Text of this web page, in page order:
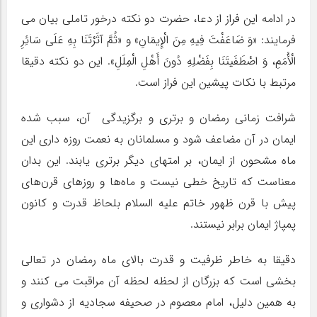
در ادامه این فراز از دعا، حضرت دو نکته درخور تاملی بیان می
فرمایند: «وَ ضَاعَفْتَ فِیهِ مِنَ الْإِیمَانِ» و «ثُمَّ آثَرْتَنَا بِهِ عَلَى سَائِرِ
الْأُمَمِ، وَ اصْطَفَیتَنَا بِفَضْلِهِ دُونَ أَهْلِ الْمِلَلِ». این دو نکته دقیقا
مرتبط با نکات پیشین این فراز است.
شرافت زمانی رمضان و برتری و برگزیدگی آن، سبب شده
ایمان در آن مضاعف شود و مسلمانان به نعمت روزه داری این
ماه مشحون از ایمان، بر امتهای دیگر برتری یابند. این بدان
معناست که تاریخ خطی نیست و ماه‌ها و روزهای قرن‌های
پیش با قرن ظهور خاتم علیه السلام بلحاظ قدرت و کانون
پمپاژ ایمان برابر نیستند.
دقیقا به خاطر ظرفیت و قدرت بالای ماه رمضان در تعالی
بخشی است که بزرگان از لحظه لحظه آن مراقبت می کنند و
به همین دلیل، امام معصوم در صحیفه سجادیه از دشواری و